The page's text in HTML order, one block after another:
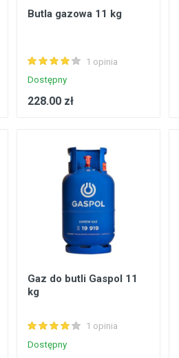
Butla gazowa 11 kg
1 opinia
Dostępny
228.00 zł
Gaz do butli Gaspol 11
kg
1 opinia
Dostępny